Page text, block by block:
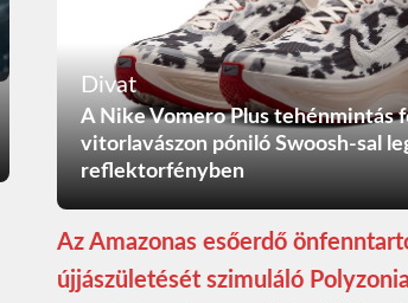
Divat
A Nike Vomero Plus tehénmintás
vitorlavászon póniló Swoosh-sal
reflektorfényben
Az Amazonas esőerdő
újjászületését szimuláló